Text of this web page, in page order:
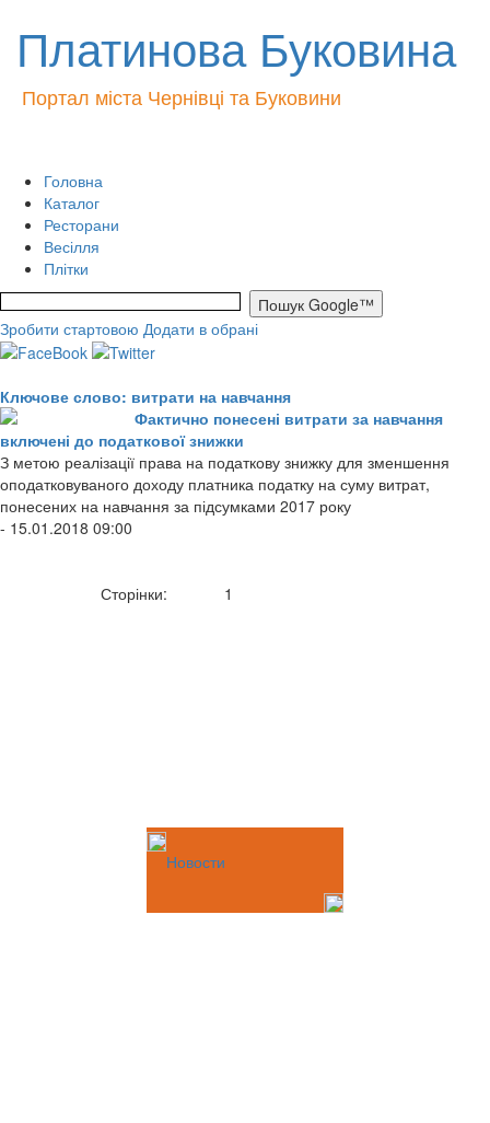
Платинова Буковина
Портал міста Чернівці та Буковини
Головна
Каталог
Ресторани
Весілля
Плітки
Зробити стартовою Додати в обрані
Ключове слово: витрати на навчання
Фактично понесені витрати за навчання
включені до податкової знижки
З метою реалізації права на податкову знижку для зменшення
оподатковуваного доходу платника податку на суму витрат,
понесених на навчання за підсумками 2017 року
- 15.01.2018 09:00
Сторінки: 1
Новости